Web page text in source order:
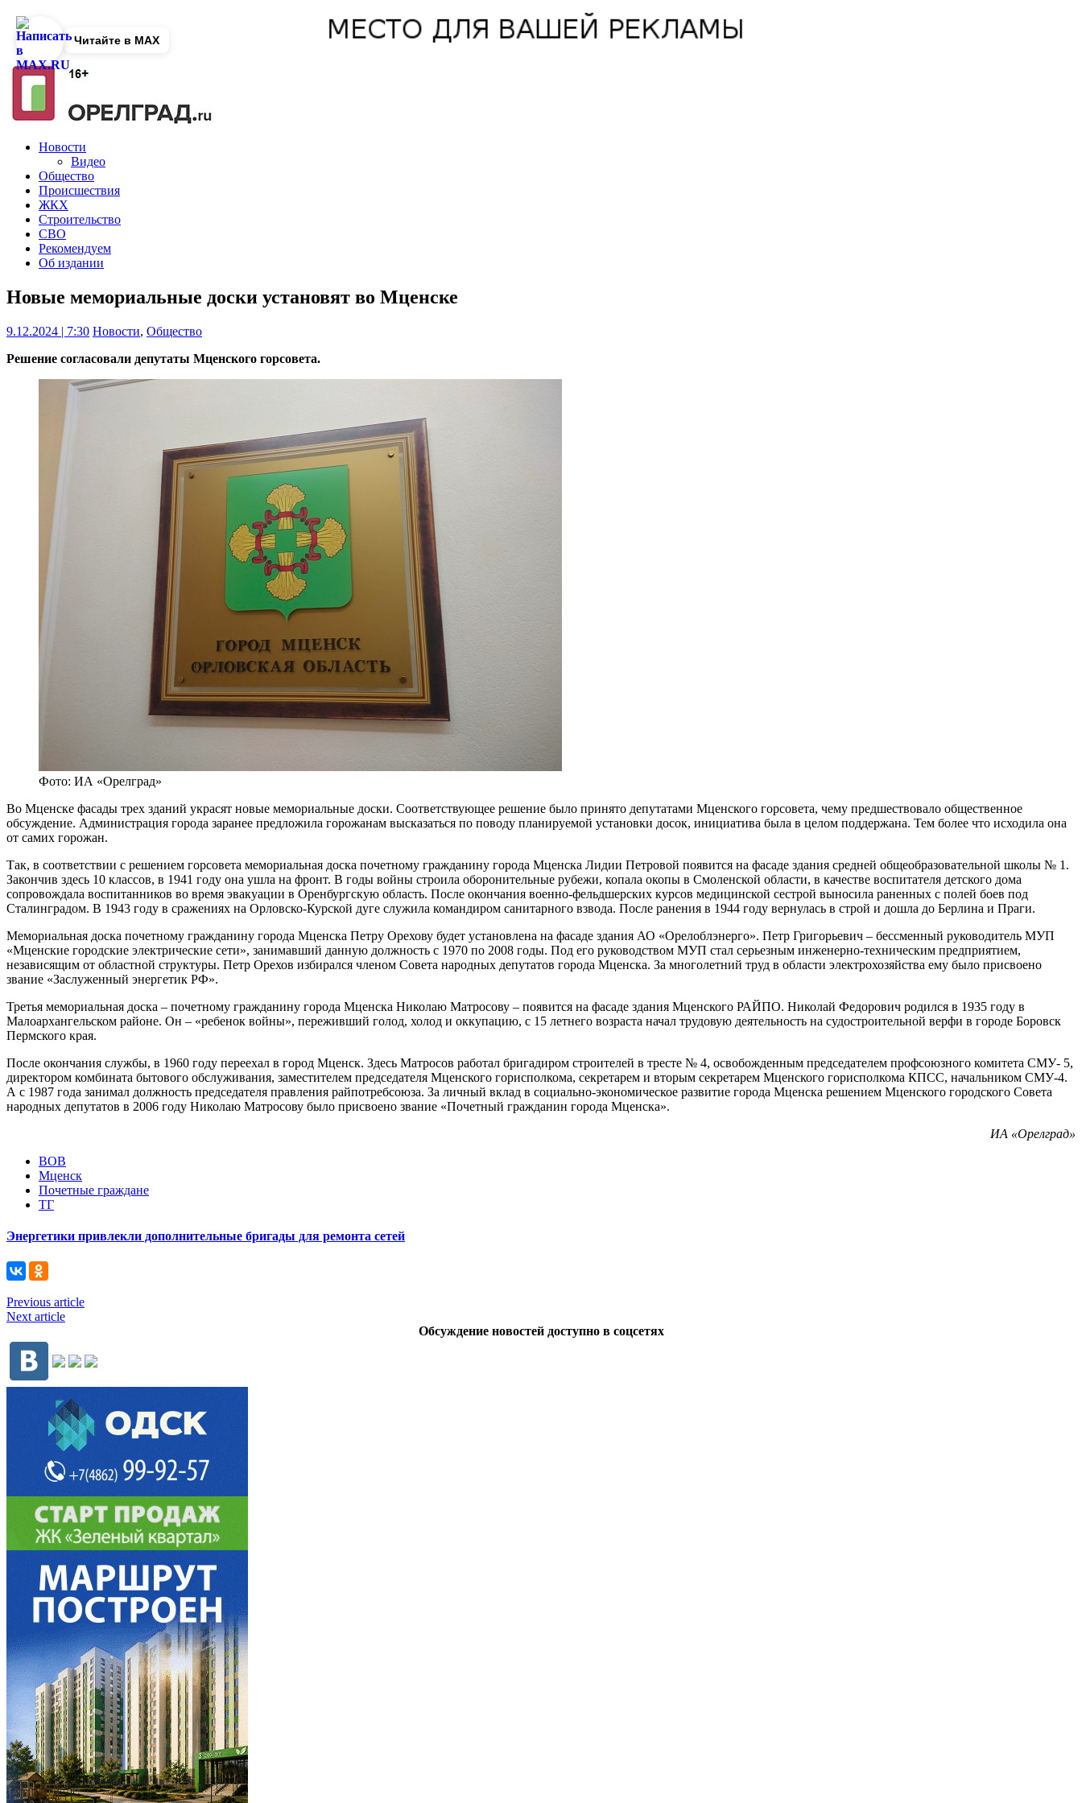
Новости
Видео
Общество
Происшествия
ЖКХ
Строительство
СВО
Рекомендуем
Об издании
Новые мемориальные доски установят во Мценске
9.12.2024 | 7:30 Новости, Общество
Решение согласовали депутаты Мценского горсовета.
Фото: ИА «Орелград»
Во Мценске фасады трех зданий украсят новые мемориальные доски. Соответствующее решение было принято депутатами Мценского горсовета, чему предшествовало общественное
обсуждение. Администрация города заранее предложила горожанам высказаться по поводу планируемой установки досок, инициатива была в целом поддержана. Тем более что исходила она
от самих горожан.
Так, в соответствии с решением горсовета мемориальная доска почетному гражданину города Мценска Лидии Петровой появится на фасаде здания средней общеобразовательной школы № 1.
Закончив здесь 10 классов, в 1941 году она ушла на фронт. В годы войны строила оборонительные рубежи, копала окопы в Смоленской области, в качестве воспитателя детского дома
сопровождала воспитанников во время эвакуации в Оренбургскую область. После окончания военно-фельдшерских курсов медицинской сестрой выносила раненных с полей боев под
Сталинградом. В 1943 году в сражениях на Орловско-Курской дуге служила командиром санитарного взвода. После ранения в 1944 году вернулась в строй и дошла до Берлина и Праги.
Мемориальная доска почетному гражданину города Мценска Петру Орехову будет установлена на фасаде здания АО «Орелоблэнерго». Петр Григорьевич – бессменный руководитель МУП
«Мценские городские электрические сети», занимавший данную должность с 1970 по 2008 годы. Под его руководством МУП стал серьезным инженерно-техническим предприятием,
независящим от областной структуры. Петр Орехов избирался членом Совета народных депутатов города Мценска. За многолетний труд в области электрохозяйства ему было присвоено
звание «Заслуженный энергетик РФ».
Третья мемориальная доска – почетному гражданину города Мценска Николаю Матросову – появится на фасаде здания Мценского РАЙПО. Николай Федорович родился в 1935 году в
Малоархангельском районе. Он – «ребенок войны», переживший голод, холод и оккупацию, с 15 летнего возраста начал трудовую деятельность на судостроительной верфи в городе Боровск
Пермского края.
После окончания службы, в 1960 году переехал в город Мценск. Здесь Матросов работал бригадиром строителей в тресте № 4, освобожденным председателем профсоюзного комитета СМУ- 5,
директором комбината бытового обслуживания, заместителем председателя Мценского горисполкома, секретарем и вторым секретарем Мценского горисполкома КПСС, начальником СМУ-4.
А с 1987 года занимал должность председателя правления райпотребсоюза. За личный вклад в социально-экономическое развитие города Мценска решением Мценского городского Совета
народных депутатов в 2006 году Николаю Матросову было присвоено звание «Почетный гражданин города Мценска».
ИА «Орелград»
ВОВ
Мценск
Почетные граждане
ТГ
Энергетики привлекли дополнительные бригады для ремонта сетей
Previous article
Next article
Обсуждение новостей доступно в соцсетях
Читайте в MAX